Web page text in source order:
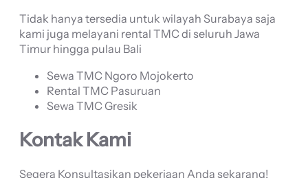
Tidak hanya tersedia untuk wilayah Surabaya saja
kami juga melayani rental TMC di seluruh Jawa
Timur hingga pulau Bali
Sewa TMC Ngoro Mojokerto
Rental TMC Pasuruan
Sewa TMC Gresik
Kontak Kami
Segera Konsultasikan pekerjaan Anda sekarang!